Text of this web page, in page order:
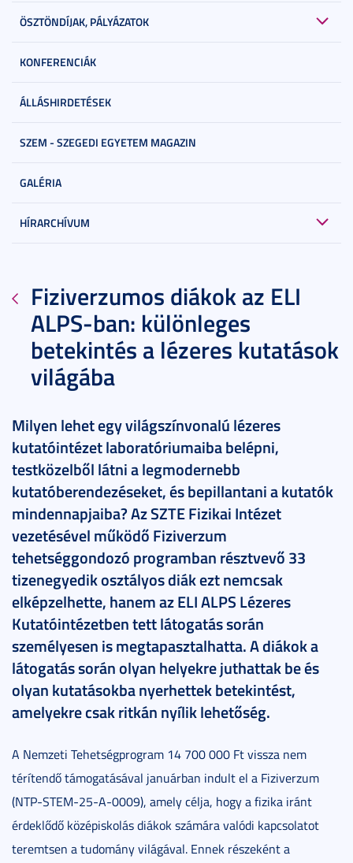
ÖSZTÖNDÍJAK, PÁLYÁZATOK
KONFERENCIÁK
ÁLLÁSHIRDETÉSEK
SZEM - SZEGEDI EGYETEM MAGAZIN
GALÉRIA
HÍRARCHÍVUM
Fiziverzumos diákok az ELI
ALPS-ban: különleges
betekintés a lézeres kutatások
világába
Milyen lehet egy világszínvonalú lézeres
kutatóintézet laboratóriumaiba belépni,
testközelből látni a legmodernebb
kutatóberendezéseket, és bepillantani a kutatók
mindennapjaiba? Az SZTE Fizikai Intézet
vezetésével működő Fiziverzum
tehetséggondozó programban résztvevő 33
tizenegyedik osztályos diák ezt nemcsak
elképzelhette, hanem az ELI ALPS Lézeres
Kutatóintézetben tett látogatás során
személyesen is megtapasztalhatta. A diákok a
látogatás során olyan helyekre juthattak be és
olyan kutatásokba nyerhettek betekintést,
amelyekre csak ritkán nyílik lehetőség.
A Nemzeti Tehetségprogram 14 700 000 Ft vissza nem
térítendő támogatásával januárban indult el a Fiziverzum
(NTP-STEM-25-A-0009), amely célja, hogy a fizika iránt
érdeklődő középiskolás diákok számára valódi kapcsolatot
teremtsen a tudomány világával. Ennek részeként a